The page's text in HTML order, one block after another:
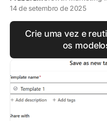
14 de setembro de 2025
Crie uma vez e
os